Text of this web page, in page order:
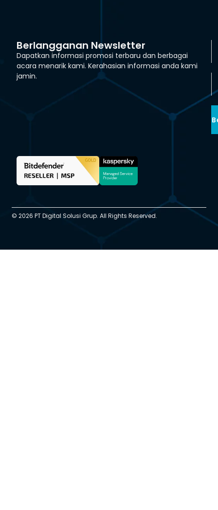
Berlangganan Newsletter
Dapatkan informasi promosi terbaru dan berbagai
acara menarik kami. Kerahasian informasi anda kami
jamin.
© 2026 PT Digital Solusi Grup. All Rights Reserved.